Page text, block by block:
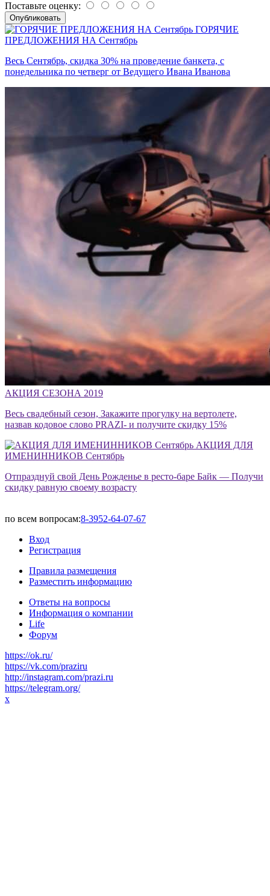
Поставьте оценку:
ГОРЯЧИЕ
ПРЕДЛОЖЕНИЯ НА Сентябрь
Весь Сентябрь, скидка 30% на проведение банкета, с
понедельника по четверг от Ведущего Ивана Иванова
АКЦИЯ СЕЗОНА 2019
Весь свадебный сезон, Закажите прогулку на вертолете,
назвав кодовое слово PRAZI- и получите скидку 15%
АКЦИЯ ДЛЯ
ИМЕНИННИКОВ Сентябрь
Отпразднуй свой День Рожденье в ресто-баре Байк — Получи
скидку равную своему возрасту
по всем вопросам:8-3952-64-07-67
Вход
Регистрация
Правила размещения
Разместить информацию
Ответы на вопросы
Информация о компании
Life
Форум
https://ok.ru/
https://vk.com/praziru
http://instagram.com/prazi.ru
https://telegram.org/
x